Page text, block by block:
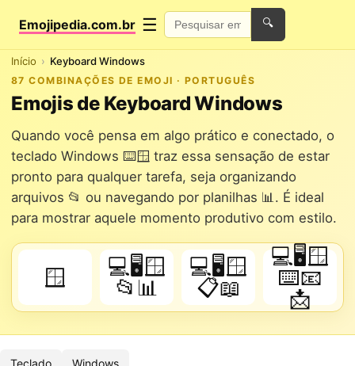
Emojipedia.com.br ☰ 🔍
Início Keyboard Windows
87 COMBINAÇÕES DE EMOJI · PORTUGUÊS
Emojis de Keyboard Windows
Quando você pensa em algo prático e conectado, o
teclado Windows ⌨️🪟 traz essa sensação de estar
pronto para qualquer tarefa, seja organizando
arquivos 📂 ou navegando por planilhas 📊. É ideal
para mostrar aquele momento produtivo com estilo.
🪟
💻🖥️🪟
📂📊
💻🖥️🪟
📋📖
💻🖥️🪟
⌨️📧
📩
Teclado Windows